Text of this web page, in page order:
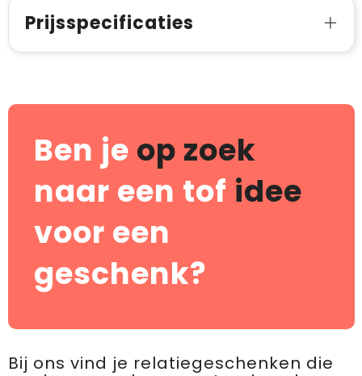
Prijsspecificaties
Ben je op zoek
naar een tof idee
voor een
geschenk?
Bij ons vind je relatiegeschenken die